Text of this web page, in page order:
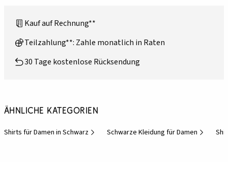
Kauf auf Rechnung**
Teilzahlung**: Zahle monatlich in Raten
30 Tage kostenlose Rücksendung
Ähnliche Kategorien
Shirts für Damen in Schwarz Schwarze Kleidung für Damen